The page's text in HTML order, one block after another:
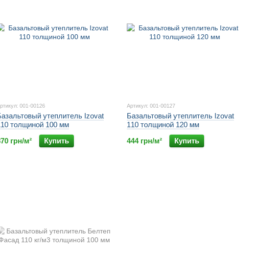
001-00126
утеплитель Izovat
толщиной 100 мм
грн/м²
Купить
Артикул: 001-00127
Базальтовый утеплитель Izovat
110 толщиной 120 мм
444 грн/м²
Купить